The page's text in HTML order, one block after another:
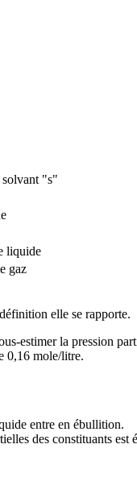
"s"
liquide
gaz
elle se rapporte.
estimer la pression
0,16 mole/litre.
entre en ébullition.
des constituants